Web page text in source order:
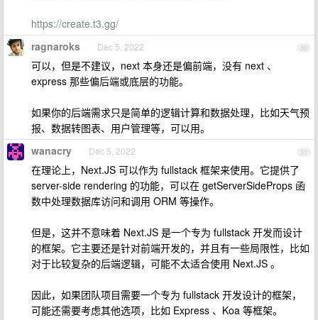
https://create.t3.gg/
30
ragnaroks Dec 5, 2022
可以，但是不建议，next 本身还是偏前端，没有 next 、
express 那些偏后端或底层的功能。
如果你的后端需求只是简单的逻辑计算和数据处理，比如天气预
报、数据转图表、用户管理等，可以用。
31
wanacry Dec 5, 2022
在理论上，Next.JS 可以作为 fullstack 框架来使用。它提供了
server-side rendering 的功能，可以在 getServerSideProps 函
数中处理数据库访问和调用 ORM 等操作。
但是，这并不意味着 Next.JS 是一个专为 fullstack 开发而设计
的框架。它主要还是针对前端开发的，并且有一些局限性，比如
对于比较复杂的后端逻辑，可能不太适合使用 Next.JS 。
因此，如果团队项目需要一个专为 fullstack 开发设计的框架，
可能还需要考虑其他选项，比如 Express 、Koa 等框架。